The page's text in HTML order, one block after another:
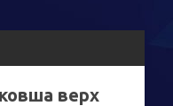
верх